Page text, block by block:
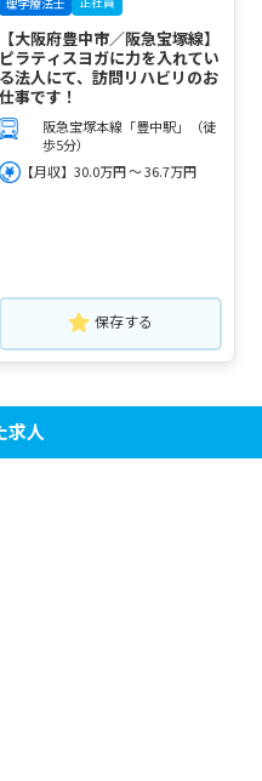
【大阪府豊中市／阪急宝塚線】
ピラティスヨガに力を入れてい
る法人にて、訪問リハビリのお
仕事です！
阪急宝塚本線「豊中駅」（徒
歩5分）
【月収】30.0万円 ～ 36.7万円
保存する
求人